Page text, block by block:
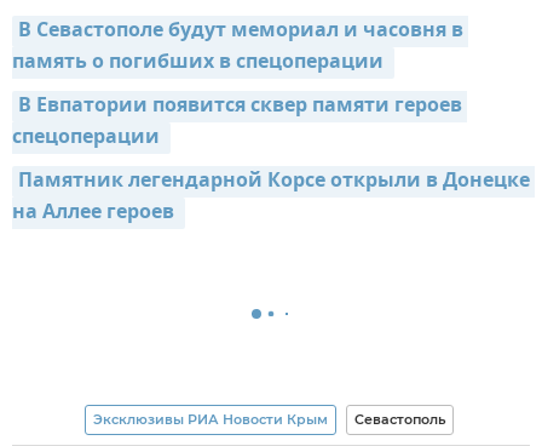
В Севастополе будут мемориал и часовня в
память о погибших в спецоперации
В Евпатории появится сквер памяти героев
спецоперации
Памятник легендарной Корсе открыли в Донецке
на Аллее героев
Эксклюзивы РИА Новости Крым Севастополь